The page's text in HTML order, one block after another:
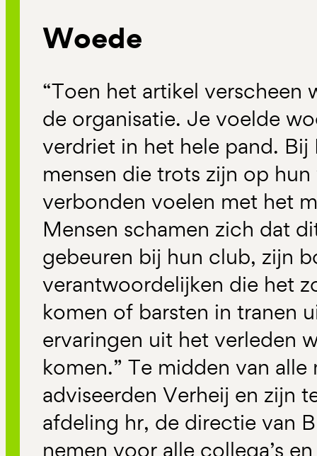
Woede
“Toen het artikel verscheen
de organisatie. Je voelde
verdriet in het hele pand.
mensen die trots zijn op
verbonden voelen met het
Mensen schamen zich dat
gebeuren bij hun club, zijn
verantwoordelijken die het
komen of barsten in tranen
ervaringen uit het verleden
komen.” Te midden van
adviseerden Verheij en zijn
afdeling hr, de directie van
nemen voor alle collega’s